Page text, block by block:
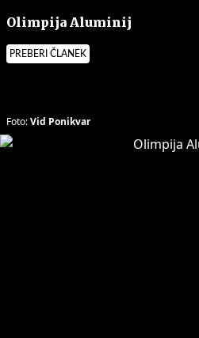
Olimpija Aluminij
PREBERI ČLANEK
Foto:Vid Ponikvar